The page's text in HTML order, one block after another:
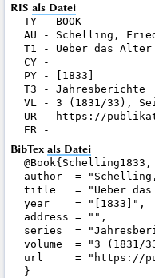
RIS als Datei
TY - BOOK
AU - Schelling,
T1 - Ueber das Alter
CY -
PY - [1833]
T3 - Jahresberichte
VL - 3 (1831/33),
UR - https://
BibTex als Datei
@Book{Schelling1833,
author  =
title   = "Ueber das
year    = "[1833]",
address = "",
series  =
volume  = "3 (1831/
url     = "https://